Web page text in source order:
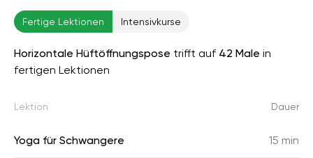
Fertige Lektionen Intensivkurse
Horizontale Hüftöffnungspose trifft auf 42 Male in
fertigen Lektionen
Lektion Dauer
Yoga für Schwangere 15 min